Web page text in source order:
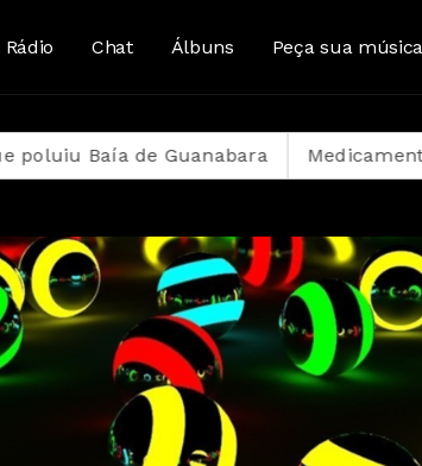
Rádio Chat Álbuns Peça sua música
Guanabara Medicamento reduz em